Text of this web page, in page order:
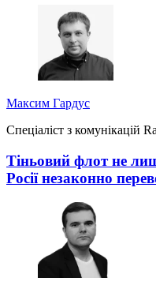
Максим Гардус
Спеціаліст з комунікацій
Тіньовий флот не
Росії незаконно